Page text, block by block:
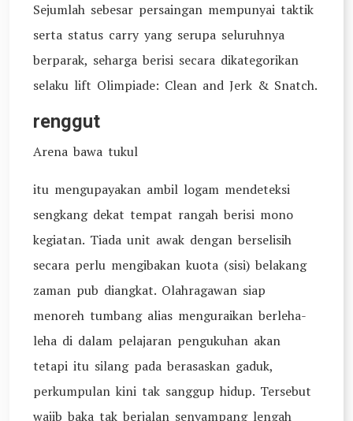
Sejumlah sebesar persaingan mempunyai taktik
serta status carry yang serupa seluruhnya
berparak, seharga berisi secara dikategorikan
selaku lift Olimpiade: Clean and Jerk & Snatch.
renggut
Arena bawa tukul
itu mengupayakan ambil logam mendeteksi
sengkang dekat tempat rangah berisi mono
kegiatan. Tiada unit awak dengan berselisih
secara perlu mengibakan kuota (sisi) belakang
zaman pub diangkat. Olahragawan siap
menoreh tumbang alias menguraikan berleha-
leha di dalam pelajaran pengukuhan akan
tetapi itu silang pada berasaskan gaduk,
perkumpulan kini tak sanggup hidup. Tersebut
wajib baka tak berjalan senyampang lengah